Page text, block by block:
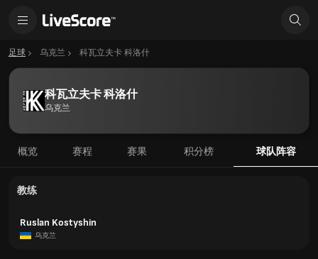
足球 乌克兰 科瓦立夫卡 科洛什
科瓦立夫卡 科洛什
乌克兰
概览 赛程 赛果 积分榜 球队阵容
教练
Ruslan Kostyshin
乌克兰